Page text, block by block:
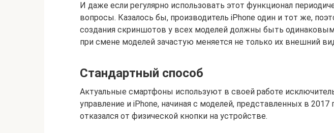
И даже если регулярно использовать этот функционал
вопросы. Казалось бы, производитель iPhone один и тот же,
создания скриншотов у всех моделей должны быть
при смене моделей зачастую меняется не только их внешний
Стандартный способ
Актуальные смартфоны используют в своей работе
управление и iPhone, начиная с моделей, представленных в 2017
отказался от физической кнопки на устройстве.